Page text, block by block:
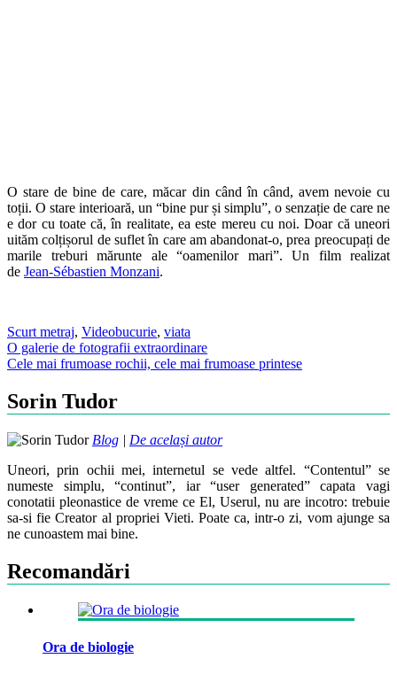
O stare de bine de care, măcar din când în când, avem nevoie cu
toții. O stare interioară, un “bine pur și simplu”, o senzație de care ne
e dor cu toate că, în realitate, ea este mereu cu noi. Doar că uneori
uităm colțișorul de suflet în care am abandonat-o, prea preocupați de
marile treburi mărunte ale “oamenilor mari”. Un film realizat
de Jean-Sébastien Monzani.
Scurt metraj, Videobucurie, viata
Post
navigation
O galerie de fotografii extraordinare
Cele mai frumoase rochii, cele mai frumoase printese
Sorin Tudor
Blog | De același autor
Uneori, prin ochii mei, internetul se vede altfel. “Contentul” se
numeste simplu, “continut”, iar “user generated” capata vagi
conotatii pleonastice de vreme ce El, Userul, nu are incotro: trebuie
sa-si fie Creator al propriei Vieti. Poate ca, intr-o zi, vom ajunge sa
ne cunoastem mai bine.
Recomandări
Ora de biologie